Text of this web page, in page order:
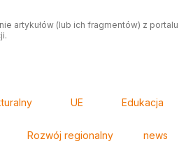
artykułów (lub ich fragmentów) z portalu
UE Edukacja
Rozwój regionalny news